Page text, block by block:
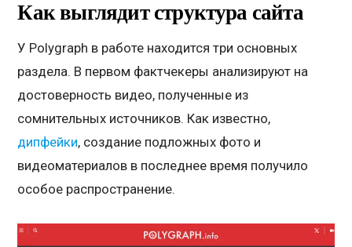
Как выглядит структура сайта
У Polygraph в работе находится три основных
раздела. В первом фактчекеры анализируют на
достоверность видео, полученные из
сомнительных источников. Как известно,
дипфейки, создание подложных фото и
видеоматериалов в последнее время получило
особое распространение.